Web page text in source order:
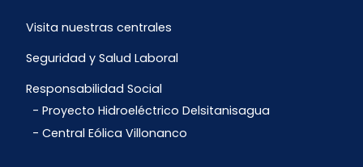
Visita nuestras centrales
Seguridad y Salud Laboral
Responsabilidad Social
Proyecto Hidroeléctrico Delsitanisagua
Central Eólica Villonanco